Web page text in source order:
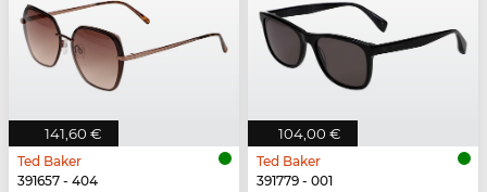
141,60 €
Ted Baker
391657 - 404
104,00 €
Ted Baker
391779 - 001